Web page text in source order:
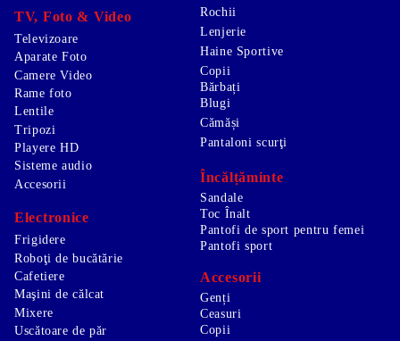
TV, Foto & Video
Televizoare
Aparate Foto
Camere Video
Rame foto
Lentile
Tripozi
Playere HD
Sisteme audio
Accesorii
Electronice
Frigidere
Roboţi de bucătărie
Cafetiere
Maşini de călcat
Mixere
Uscătoare de păr
Rochii
Lenjerie
Haine Sportive
Copii
Bărbați
Blugi
Cămăși
Pantaloni scurţi
Încălțăminte
Sandale
Toc Înalt
Pantofi de sport pentru femei
Pantofi sport
Accesorii
Genți
Ceasuri
Copii